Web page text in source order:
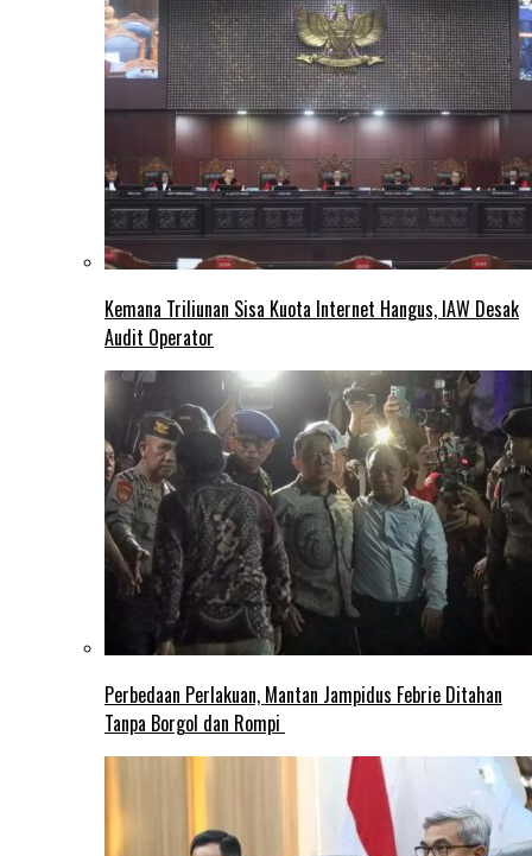
Kemana Triliunan Sisa Kuota Internet Hangus, IAW Desak
Audit Operator
Perbedaan Perlakuan, Mantan Jampidus Febrie Ditahan
Tanpa Borgol dan Rompi